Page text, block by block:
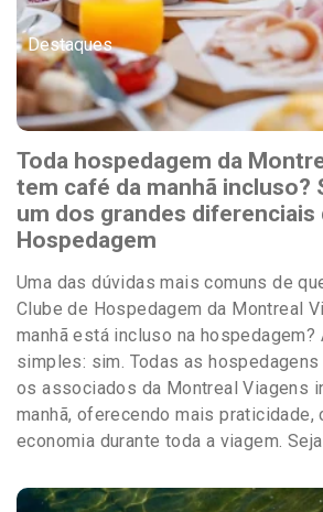
Destaques
Toda hospedagem da
tem café da manhã incluso?
um dos grandes diferenciais
Hospedagem
Uma das dúvidas mais comuns de
Clube de Hospedagem da Montreal
manhã está incluso na hospedagem?
simples: sim. Todas as
os associados da Montreal Viagens
manhã, oferecendo mais praticidade,
economia durante toda a viagem.